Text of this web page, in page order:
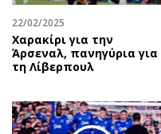
Υγεία
Πολιτική
Βουλευτικές 2026
Προεδρικές 2023
Δημοσκοπήσεις
22/02/2025
Χαρακίρι για την
Άρσεναλ, πανηγύρια για
τη Λίβερπουλ